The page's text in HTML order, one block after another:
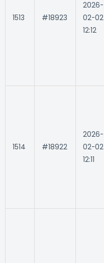
1513 #18923
2026-
02-02
12:12
1514 #18922
2026-
02-02
12:11